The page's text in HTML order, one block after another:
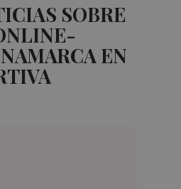
SOBRE
EN